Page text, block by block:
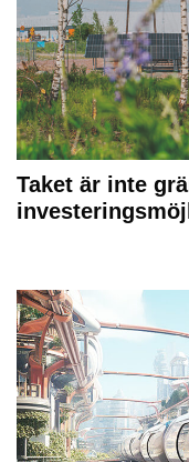
Taket är inte